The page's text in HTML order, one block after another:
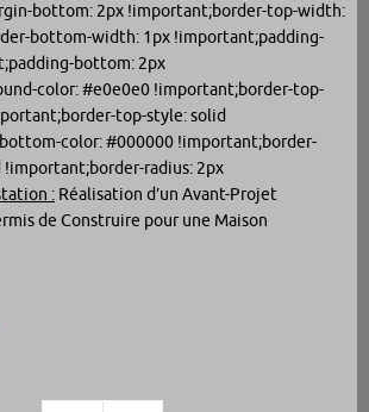
bottom: 2px !important;border-top-width:
bottom-width: 1px !important;padding-
bottom: 2px
color: #e0e0e0 !important;border-top-
top-style: solid
color: #000000 !important;border-
radius: 2px
: Réalisation d’un Avant-Projet
de Construire pour une Maison